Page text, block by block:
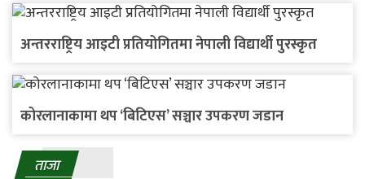
अन्तरराष्ट्रिय आइटी प्रतियोगितमा नेपाली विद्यार्थी पुरस्कृत
कोरलानाकामा थप ‘बिटिएस’ सञ्चार उपकरण जडान
ताजा